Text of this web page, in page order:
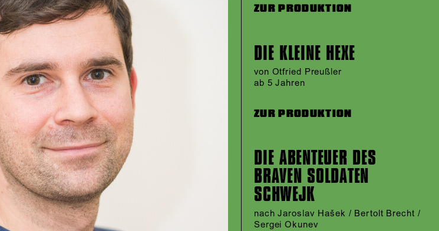
ZUR PRODUKTION
DIE KLEINE HEXE
von Otfried Preußler
ab 5 Jahren
ZUR PRODUKTION
DIE ABENTEUER DES
BRAVEN SOLDATEN
SCHWEJK
nach Jaroslav Hašek / Bertolt Brecht /
Sergei Okunev